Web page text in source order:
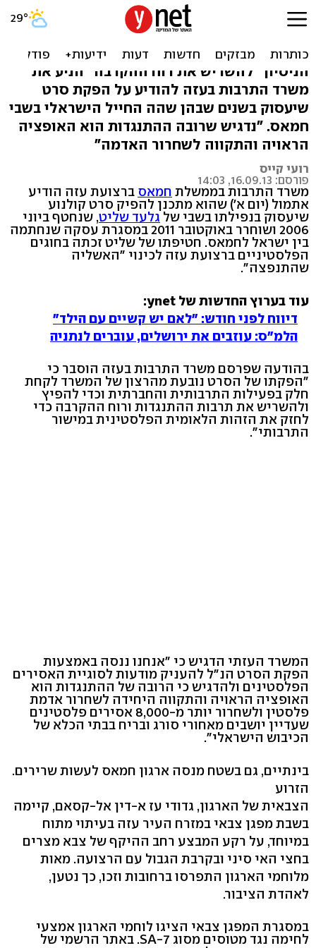
בפן תרבותי: חמאס יפיק סרט
על גלעד שליט
הניסיון "להשריש את רוח ההקרבה" הניע את
משרד התרבות בעזה להודיע על הפקת סרט
שיעסוק בשנים שבהן שהה החייל הישראלי בשבי
חמאס. "נדגיש שרובה ההתנגדות הוא האופציה
הראויה והתקווה לשחרור האדמה"
רועי קייס
פורסם: 16.09.13, 14:03
משרד התרבות בממשלת חמאס ברצועת עזה הודיע
אתמול (יום א') שהוא מתכנן להפיק סרט קולנוע
שיעסוק בנפילתו בשבי של גלעד שליט, שנחטף ביוני
2006 ושוחרר באוקטובר 2011 במסגרת עסקה שנחתמה
בין ישראל לחמאס. חטיפתו של שליט זכתה בחוגים
הפלסטיניים ברצועת עזה לכינוי "האשליה
שהתנפצה".
עוד בערוץ החדשות של ynet:
דיווח לפני חודש: "לאם יש קשיים עם הילד"
הלמ"ס: עוזבים את ירושלים, עוברים לנתניה
בהודעה שפרסם משרד התרבות בעזה הוסבר כי
"הפקתו של הסרט נובעת מהרצון של המשרד לקחת
חלק בפעילות התרבותית והחברתית וכדי להפיץ
ולהשריש את תרבות ההתנגדות ורוח ההקרבה כדי
לחזק את הזהות הלאומית הפלסטינית במישור
התרבותי".
המשרד העזתי הדגיש כי "אנחנו ננסה באמצעות
הפקת הסרט הנ"ל להעניק מודעות לסוגיית האסירים
הפלסטינים ולהדגיש כי הרובה של ההתנגדות הוא
האופציה הראויה והתקווה היחידה לשחרור אדמת
פלסטין ולשחרור יותר מ-8,000 אסירים פלסטינים
שעדיין יושבים מאחורי סורג ובריח בבתי הכלא של
הכיבוש הישראלי".
בינתיים, גם בשטח מנסה ארגון חמאס לעשות שרירים.
הזרוע
הצבאית של הארגון, גדודי עז א-דין אל-קסאם, קיימה
בשבת מפגן צבאי במזרח העיר עזה בעיתוי מתוח
במיוחד, על רקע המבצע רחב ההיקף של צבא מצרים
בחצי האי סיני ובקרבת הגבול עם הרצועה. מאות
מלוחמי הארגון התפרסו ברחובות וזכו, כך נטען,
לאהדת הציבור.
במסגרת המפגן צבאי הציגו לוחמי הארגון אמצעי
לחימה נגד מטוסים מסוג SA-7. באתר הרשמי של